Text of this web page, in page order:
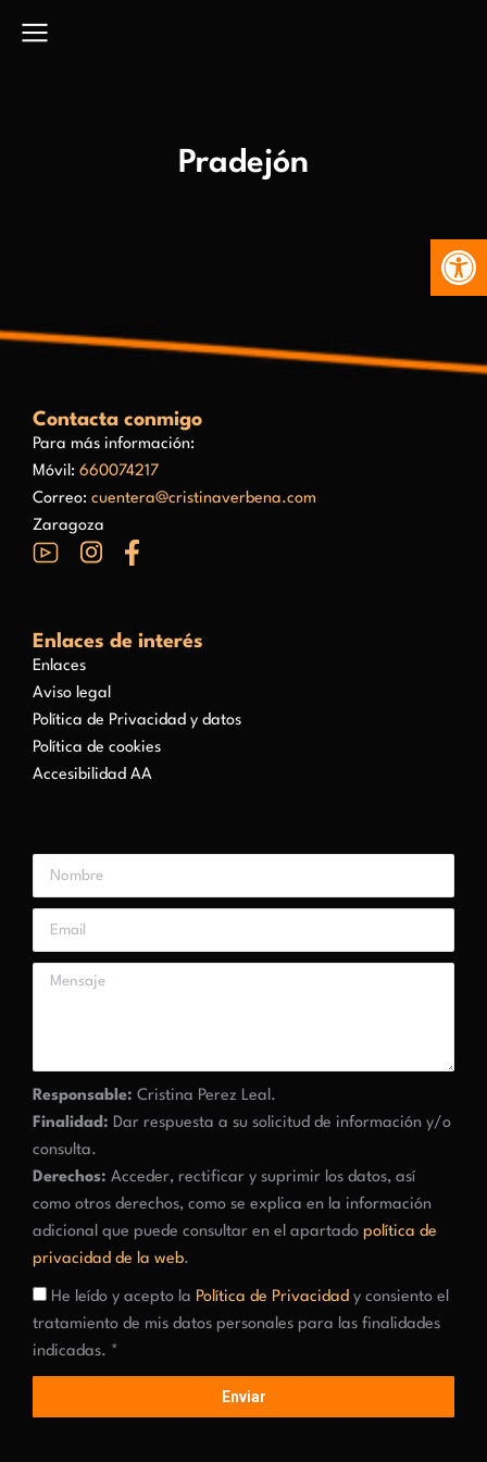
Pradejón
Contacta conmigo
Para más información:
Móvil: 660074217
Correo: cuentera@cristinaverbena.com
Zaragoza
Enlaces de interés
Enlaces
Aviso legal
Política de Privacidad y datos
Política de cookies
Accesibilidad AA
Responsable: Cristina Perez Leal.
Finalidad: Dar respuesta a su solicitud de información y/o
consulta.
Derechos: Acceder, rectificar y suprimir los datos, así
como otros derechos, como se explica en la información
adicional que puede consultar en el apartado política de
privacidad de la web.
He leído y acepto la Política de Privacidad y consiento el
tratamiento de mis datos personales para las finalidades
indicadas. *
Enviar